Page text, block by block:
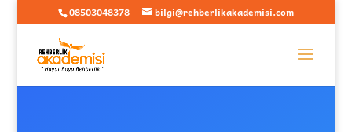
08503048378 bilgi@rehberlikakademisi.com